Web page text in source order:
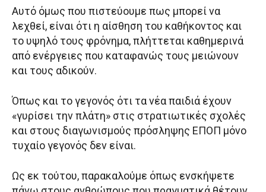
Αυτό όμως που πιστεύουμε πως μπορεί να
λεχθεί, είναι ότι η αίσθηση του καθήκοντος και
το υψηλό τους φρόνημα, πλήττεται καθημερινά
από ενέργειες που καταφανώς τους μειώνουν
και τους αδικούν.
Όπως και το γεγονός ότι τα νέα παιδιά έχουν
«γυρίσει την πλάτη» στις στρατιωτικές σχολές
και στους διαγωνισμούς πρόσληψης ΕΠΟΠ μόνο
τυχαίο γεγονός δεν είναι.
Ως εκ τούτου, παρακαλούμε όπως ενσκήψετε